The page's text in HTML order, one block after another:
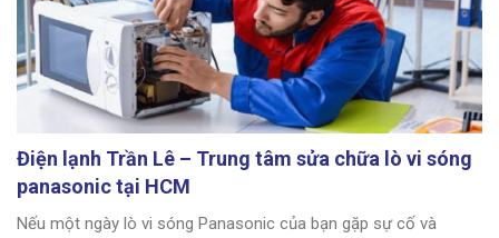
Điện lạnh Trần Lê – Trung tâm sửa chữa lò vi sóng
panasonic tại HCM
Nếu một ngày lò vi sóng Panasonic của bạn gặp sự cố và